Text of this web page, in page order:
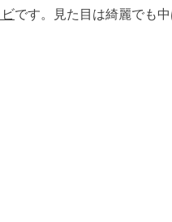
です。見た目は綺麗でも